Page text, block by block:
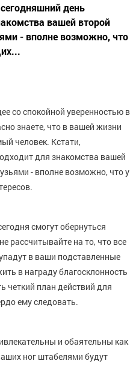
день
вашей второй
- вполне возможно, что
со спокойной уверенностью в
знаете, что в вашей жизни
человек. Кстати,
для знакомства вашей
- вполне возможно, что у
смогут обернуться
рассчитывайте на то, что все
в ваши подставленные
в награду благосклонность
четкий план действий для
ему следовать.
и обаятельны как
ног штабелями будут